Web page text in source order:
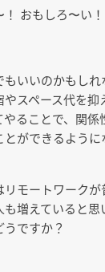
！ おもしろ〜い！
もいいのかもし
やスペース代を
やることで、関
とができるように
リモートワーク
も増えていると
うですか？